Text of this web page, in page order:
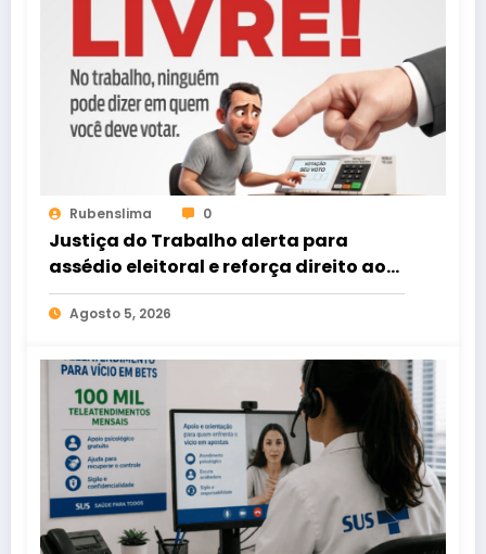
Rubenslima 0
Justiça do Trabalho alerta para
assédio eleitoral e reforça direito ao
voto livre nas relações de trabalho
Agosto 5, 2026